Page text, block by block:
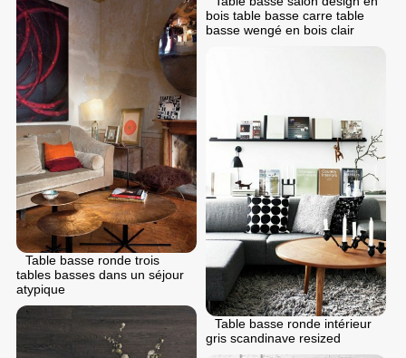
bois table basse carre table
basse wengé en bois clair
Table basse ronde trois
tables basses dans un séjour
atypique
Table basse ronde intérieur
gris scandinave resized